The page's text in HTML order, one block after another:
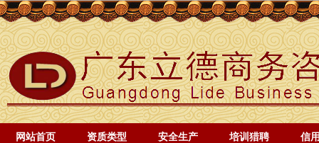
网站首页 资质类型 安全生产 培训猎聘 信